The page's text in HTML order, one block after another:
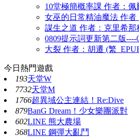
10堂極簡概率課 作者：
女巫的日常精油魔法 作
謀生之道 作者：克里希那
0809提示詞更新第二版----
大裂 作者：胡遷 (繁
今日熱門遊戲
193天堂W
7732天堂M
1766超異域公主連結！Re:Dive
879BanG Dream！少女樂團派對
602LINE 熊大農場
368LINE 鋼彈大亂鬥